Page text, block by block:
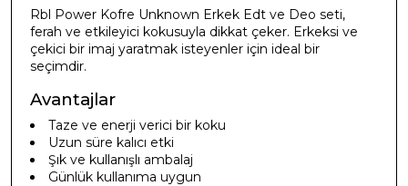
Rbl Power Kofre Unknown Erkek Edt ve Deo seti,
ferah ve etkileyici kokusuyla dikkat çeker. Erkeksi ve
çekici bir imaj yaratmak isteyenler için ideal bir
seçimdir.
Avantajlar
Taze ve enerji verici bir koku
Uzun süre kalıcı etki
Şık ve kullanışlı ambalaj
Günlük kullanıma uygun